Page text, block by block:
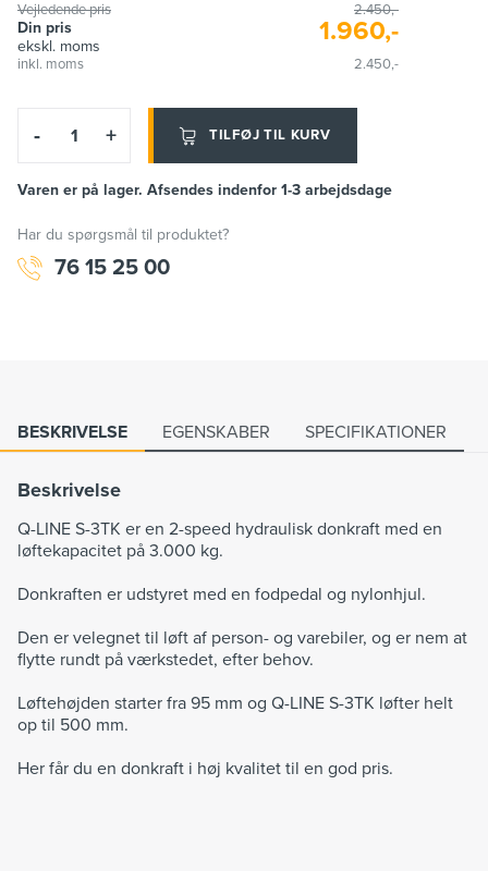
Vejledende pris 2.450,-
Din pris
ekskl. moms
1.960,-
inkl. moms 2.450,-
- + TILFØJ TIL KURV
Varen er på lager. Afsendes indenfor 1-3 arbejdsdage
Har du spørgsmål til produktet?
76 15 25 00
BESKRIVELSE EGENSKABER SPECIFIKATIONER
Beskrivelse
Q-LINE S-3TK er en 2-speed hydraulisk donkraft med en
løftekapacitet på 3.000 kg.
Donkraften er udstyret med en fodpedal og nylonhjul.
Den er velegnet til løft af person- og varebiler, og er nem at
flytte rundt på værkstedet, efter behov.
Løftehøjden starter fra 95 mm og Q-LINE S-3TK løfter helt
op til 500 mm.
Her får du en donkraft i høj kvalitet til en god pris.